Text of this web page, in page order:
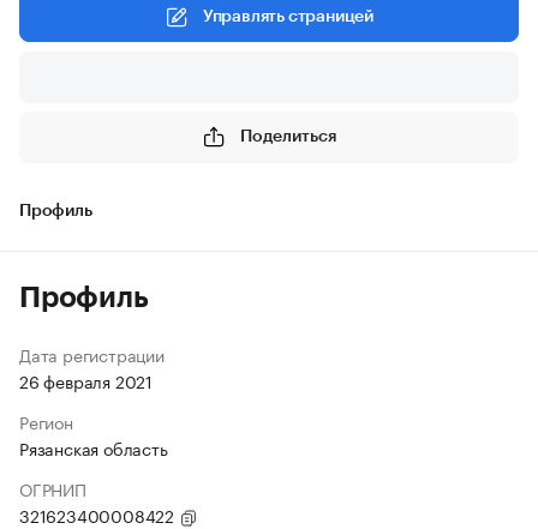
Управлять страницей
Поделиться
Профиль
Профиль
Дата регистрации
26 февраля 2021
Регион
Рязанская область
ОГРНИП
321623400008422